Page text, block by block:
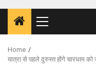
Primary
Menu
Home
यात्रा से पहले दुरुस्त होंगे चारधाम को